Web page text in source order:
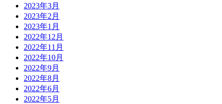
2023年3月
2023年2月
2023年1月
2022年12月
2022年11月
2022年10月
2022年9月
2022年8月
2022年6月
2022年5月